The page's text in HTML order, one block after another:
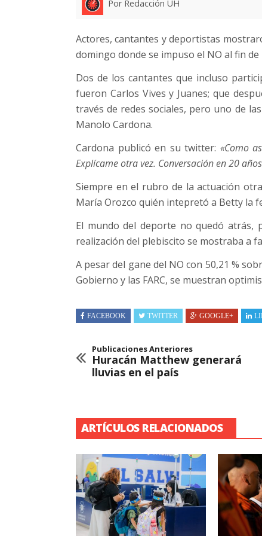
Por Redacción UH
Actores, cantantes y deportistas
domingo donde se impuso el NO al fin
Dos de los cantantes que incluso
fueron Carlos Vives y Juanes; que
través de redes sociales, pero uno de
Manolo Cardona.
Cardona publicó en su twitter: «Como
Explícame otra vez. Conversación en 20
Siempre en el rubro de la actuación
María Orozco quién intepretó a Betty la
El mundo del deporte no quedó atrás,
realización del plebiscito se mostraba a
A pesar del gane del NO con 50,21 %
Gobierno y las FARC, se muestran
FACEBOOK TWITTER GOOGLE+
Publicaciones Anteriores
Huracán Matthew generará
lluvias en el país
ARTÍCULOS RELACIONADOS